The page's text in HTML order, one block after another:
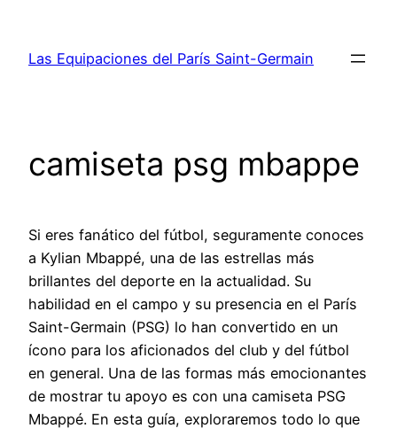
contenido
Las Equipaciones del París Saint-Germain
camiseta psg mbappe
Si eres fanático del fútbol, seguramente conoces
a Kylian Mbappé, una de las estrellas más
brillantes del deporte en la actualidad. Su
habilidad en el campo y su presencia en el París
Saint-Germain (PSG) lo han convertido en un
ícono para los aficionados del club y del fútbol
en general. Una de las formas más emocionantes
de mostrar tu apoyo es con una camiseta PSG
Mbappé. En esta guía, exploraremos todo lo que